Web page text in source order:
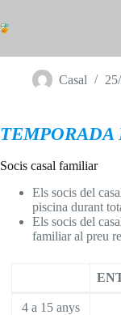
al
contingut
Casal
TEMPORADA
Socis casal familiar
Els socis del
piscina durant
Els socis del
familiar al preu
4 a 15 anys